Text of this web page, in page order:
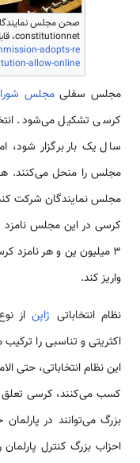
صحن مجلس
constitutionnet، قابل بازیابی از
adopts-re
allow-online
مجلس سفلیمجلس
کرسی تشکیل می‌شود.
سال یک بار برگزار شود،
مجلس را منحل می‌کنند. هر
کرسی در این مجلس نامزد
واریز کند.
نظام انتخاباتی ژاپناز
اکثریتی و تناسبی را
این نظام انتخاباتی، حتی
کسب می‌کنند، کرسی تعلق
بزرگ می‌توانند در
احزاب بزرگ کنترل پارلمان